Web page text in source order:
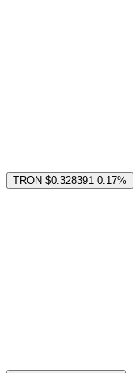
TRON $0.328391 0.17%